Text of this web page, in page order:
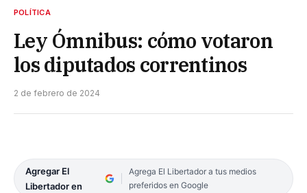
POLÍTICA
Ley Ómnibus: cómo votaron
los diputados correntinos
2 de febrero de 2024
Agregar El
Libertador en
Agrega El Libertador a tus medios
preferidos en Google